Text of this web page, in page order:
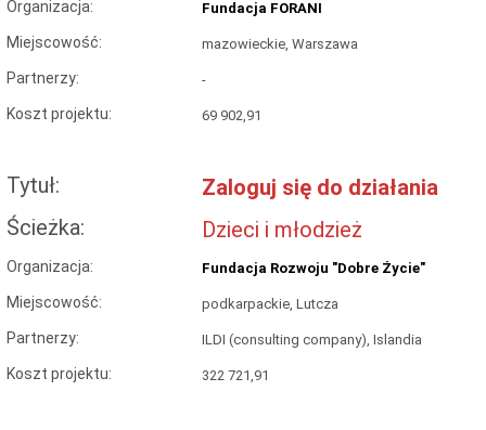
Organizacja: Fundacja FORANI
Miejscowość: mazowieckie, Warszawa
Partnerzy: -
Koszt projektu: 69 902,91
Tytuł:
Zaloguj się do działania
Ścieżka:
Dzieci i młodzież
Organizacja: Fundacja Rozwoju "Dobre Życie"
Miejscowość: podkarpackie, Lutcza
Partnerzy: ILDI (consulting company), Islandia
Koszt projektu: 322 721,91